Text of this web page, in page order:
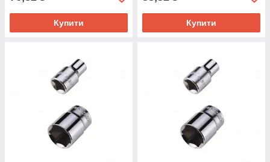
Купити Купити